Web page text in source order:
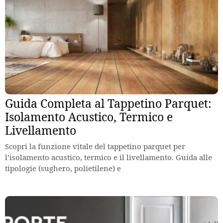
Guida Completa al Tappetino Parquet:
Isolamento Acustico, Termico e
Livellamento
Scopri la funzione vitale del tappetino parquet per
l’isolamento acustico, termico e il livellamento. Guida alle
tipologie (sughero, polietilene) e